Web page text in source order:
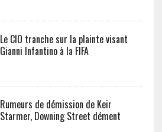
Le CIO tranche sur la plainte visant
Gianni Infantino à la FIFA
Rumeurs de démission de Keir
Starmer, Downing Street dément